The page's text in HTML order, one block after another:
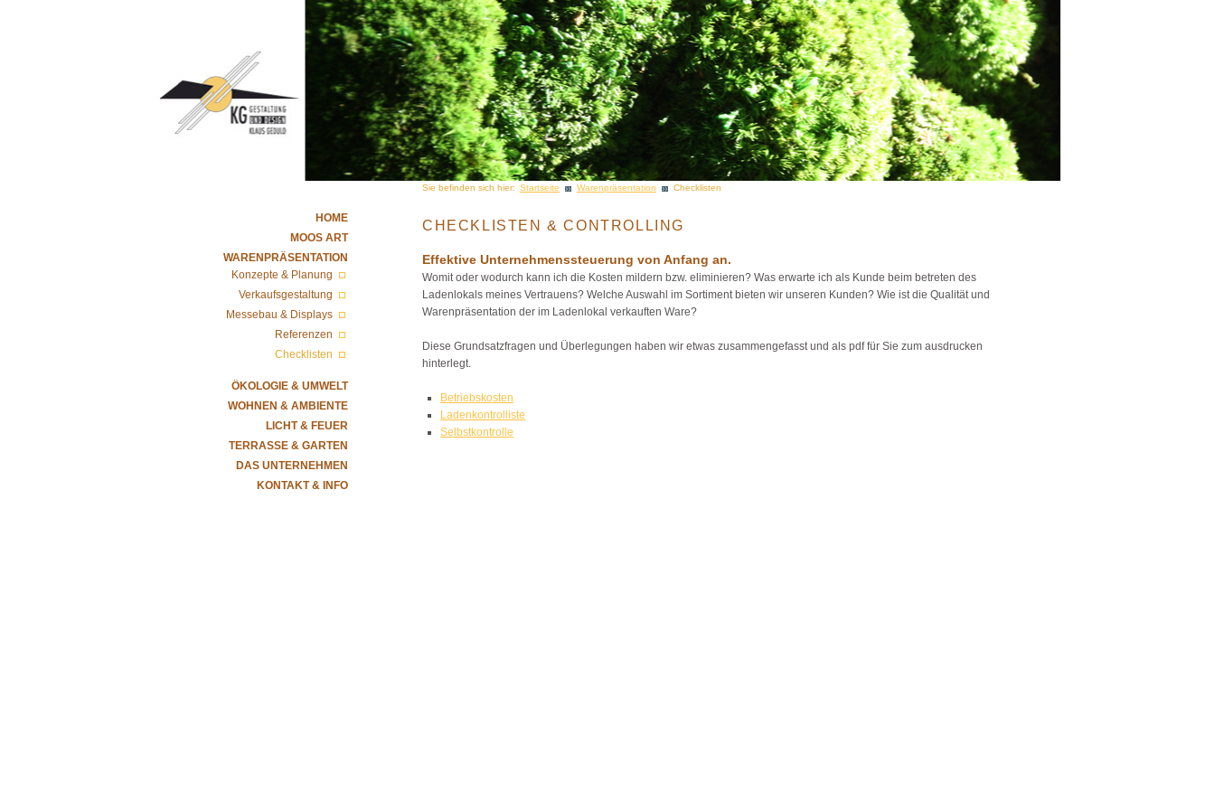
HOME
MOOS ART
WARENPRÄSENTATION
Konzepte & Planung
Verkaufsgestaltung
Messebau & Displays
Referenzen
Checklisten
ÖKOLOGIE & UMWELT
WOHNEN & AMBIENTE
LICHT & FEUER
TERRASSE & GARTEN
DAS UNTERNEHMEN
KONTAKT & INFO
Sie befinden sich hier: Startseite Warenpräsentation Checklisten
CHECKLISTEN & CONTROLLING
Effektive Unternehmenssteuerung von Anfang an.
Womit oder wodurch kann ich die Kosten mildern bzw. eliminieren? Was erwarte ich als Kunde beim betreten des
Ladenlokals meines Vertrauens? Welche Auswahl im Sortiment bieten wir unseren Kunden? Wie ist die Qualität und
Warenpräsentation der im Ladenlokal verkauften Ware?
Diese Grundsatzfragen und Überlegungen haben wir etwas zusammengefasst und als pdf für Sie zum ausdrucken
hinterlegt.
Betriebskosten
Ladenkontrolliste
Selbstkontrolle